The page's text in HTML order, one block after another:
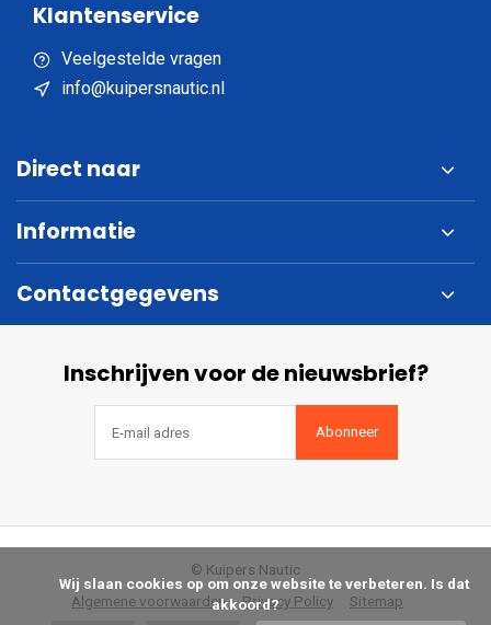
Klantenservice
Veelgestelde vragen
info@kuipersnautic.nl
Direct naar
Informatie
Contactgegevens
Inschrijven voor de nieuwsbrief?
Abonneer
Algemene voorwaarden Privacy Policy Sitemap
© Kuipers Nautic
akkoord?